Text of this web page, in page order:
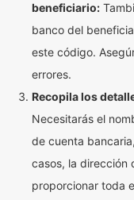
beneficiario:
banco del
este código.
errores.
Recopila los
Necesitarás el
de cuenta
casos, la dirección
proporcionar toda